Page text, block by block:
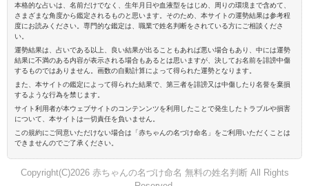
本格的な占いは、名前だけでなく、生年月日や血液型をはじめ、周りの環境まで含めて、
さまざまな角度から鑑定されるものと思います。そのため、本サイトの運勢結果は参考程
度にお読みください。専門的な鑑定は、職業で姓名判断をされている方にご相談くださ
い。
運勢結果は、占いである以上、良い結果が出ることもあれば悪い場合もあり、中には運勢
結果に不満のある内容が表示される場合もあるとは思いますが、決してお名前を誹謗中傷
するものではありません。画数の自動計算によって得られた運勢となります。
また、本サイトの鑑定によって得られた結果で、第三者を誹謗又は中傷したり名誉を棄損
するような行為を禁じます。
サイト利用者が本ウェブサイトのコンテンンツを利用したことで発生したトラブルや損害
について、本サイトは一切責任を負いません。
この規約にご同意いただけない場合は「赤ちゃんの名づけ命名」をご利用いただくことは
できませんのでご了承ください。
Copyright(C)2026 赤ちゃんの名づけ命名 無料の姓名判断 All Rights